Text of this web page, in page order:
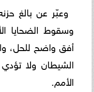
وعبّر عن بالغ
وسقوط الضحايا
أفق واضح للحل،
الشيطان ولا تؤدي
الأمم.